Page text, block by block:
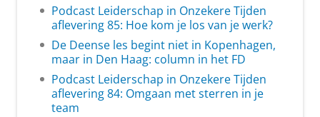
Podcast Leiderschap in Onzekere Tijden
aflevering 85: Hoe kom je los van je werk?
De Deense les begint niet in Kopenhagen,
maar in Den Haag: column in het FD
Podcast Leiderschap in Onzekere Tijden
aflevering 84: Omgaan met sterren in je
team